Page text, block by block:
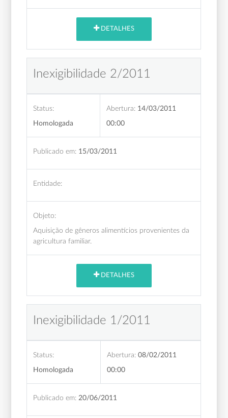
DETALHES
Inexigibilidade 2/2011
Status:
Homologada
Abertura: 14/03/2011
00:00
Publicado em: 15/03/2011
Entidade:
Objeto:
Aquisição de gêneros alimentícios provenientes da
agricultura familiar.
DETALHES
Inexigibilidade 1/2011
Status:
Homologada
Abertura: 08/02/2011
00:00
Publicado em: 20/06/2011